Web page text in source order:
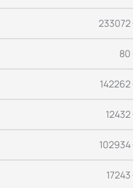
233072
80
142262
12432
102934
17243